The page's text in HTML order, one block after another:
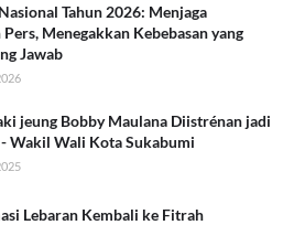
Tahun 2026: Menjaga
Pers, Menegakkan Kebebasan yang
Jawab
jeung Bobby Maulana Diistrénan jadi
Wakil Wali Kota Sukabumi
Lebaran Kembali ke Fitrah